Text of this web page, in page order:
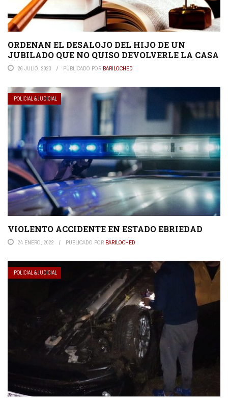
ORDENAN EL DESALOJO DEL HIJO DE UN
JUBILADO QUE NO QUISO DEVOLVERLE LA CASA
26 JULIO, 2023 PUBLICADO POR BARILOCHED
POLICIAL & JUDICIAL
VIOLENTO ACCIDENTE EN ESTADO EBRIEDAD
24 ENERO, 2022 PUBLICADO POR BARILOCHED
POLICIAL & JUDICIAL